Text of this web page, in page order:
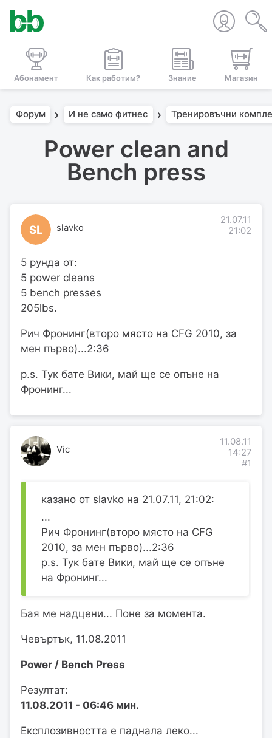
Абонамент Как работим? Знание Магазин
Форум И не само фитнес Тренировъчни
Power clean and
Bench press
SL slavko
21.07.11
21:02
5 рунда от:
5 power cleans
5 bench presses
205lbs.
Рич Фронинг(второ място на CFG 2010, за
мен първо)...2:36
p.s. Тук бате Вики, май ще се опъне на
Фронинг...
Vic
11.08.11
14:27
#1
казано от slavko на 21.07.11, 21:02:
...
Рич Фронинг(второ място на CFG
2010, за мен първо)...2:36
p.s. Тук бате Вики, май ще се опъне
на Фронинг...
Бая ме надцени... Поне за момента.
Чевъртък, 11.08.2011
Power / Bench Press
Резултат:
11.08.2011 - 06:46 мин.
Експлозивността е паднала леко...